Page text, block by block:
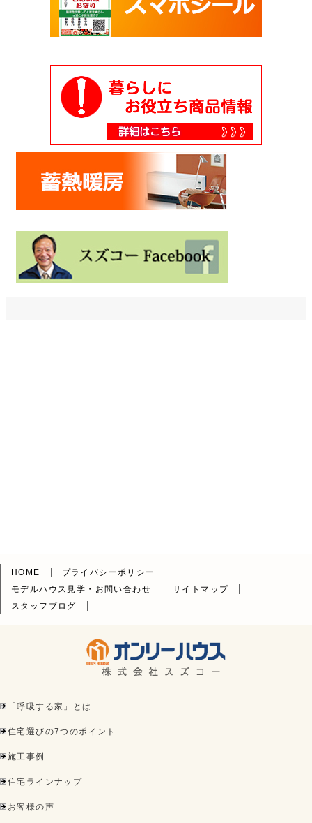
HOME
プライバシーポリシー
モデルハウス見学・お問い合わせ
サイトマップ
スタッフブログ
「呼吸する家」とは
住宅選びの7つのポイント
施工事例
住宅ラインナップ
お客様の声